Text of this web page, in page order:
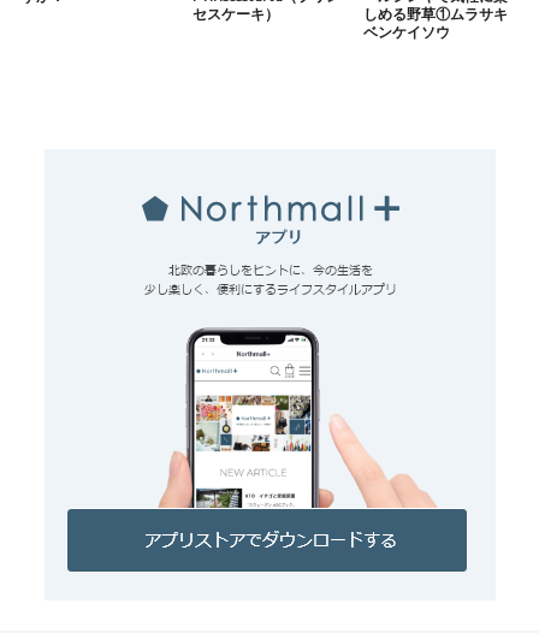
セスケーキ）
しめる野草①ムラサキ
ベンケイソウ